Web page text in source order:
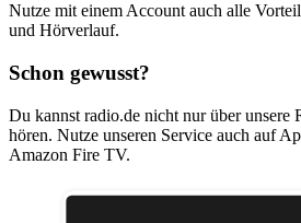
Nutze mit einem Account auch alle
und Hörverlauf.
Schon gewusst?
Du kannst radio.de nicht nur über unsere
hören. Nutze unseren Service auch auf
Amazon Fire TV.